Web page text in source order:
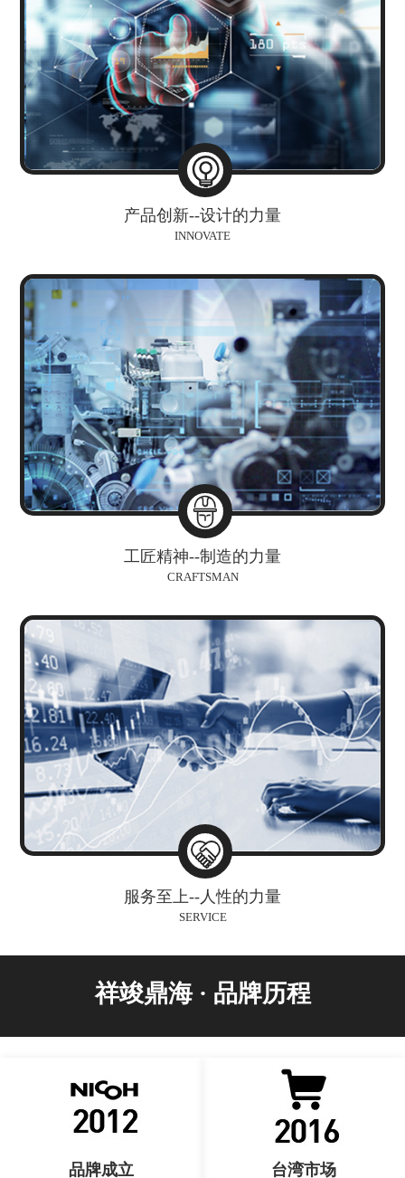
产品创新--设计的力量
INNOVATE
工匠精神--制造的力量
CRAFTSMAN
服务至上--人性的力量
SERVICE
祥竣鼎海 · 品牌历程
品牌成立 台湾市场